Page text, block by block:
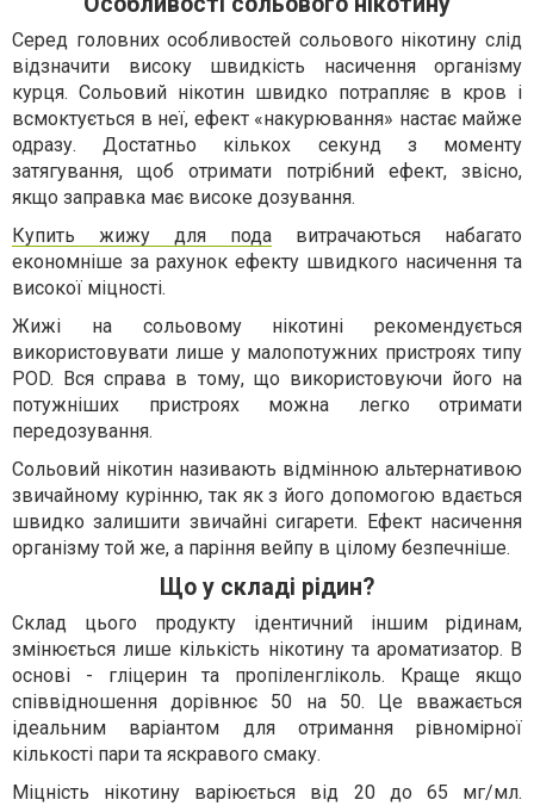
Серед головних особливостей сольового нікотину слід
відзначити високу швидкість насичення організму
курця. Сольовий нікотин швидко потрапляє в кров і
всмоктується в неї, ефект «накурювання» настає майже
одразу. Достатньо кількох секунд з моменту
затягування, щоб отримати потрібний ефект, звісно,
якщо заправка має високе дозування.
Купить жижу для пода витрачаються набагато
економніше за рахунок ефекту швидкого насичення та
високої міцності.
Жижі на сольовому нікотині рекомендується
використовувати лише у малопотужних пристроях типу
POD. Вся справа в тому, що використовуючи його на
потужніших пристроях можна легко отримати
передозування.
Сольовий нікотин називають відмінною альтернативою
звичайному курінню, так як з його допомогою вдається
швидко залишити звичайні сигарети. Ефект насичення
організму той же, а паріння вейпу в цілому безпечніше.
Що у складі рідин?
Склад цього продукту ідентичний іншим рідинам,
змінюється лише кількість нікотину та ароматизатор. В
основі - гліцерин та пропіленгліколь. Краще якщо
співвідношення дорівнює 50 на 50. Це вважається
ідеальним варіантом для отримання рівномірної
кількості пари та яскравого смаку.
Міцність нікотину варіюється від 20 до 65 мг/мл.